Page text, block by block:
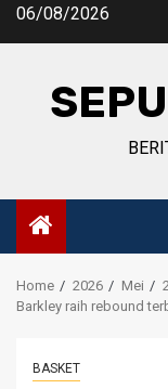
Skip06/08/2026
Home 2026 Mei
Barkley raih rebound
BASKET